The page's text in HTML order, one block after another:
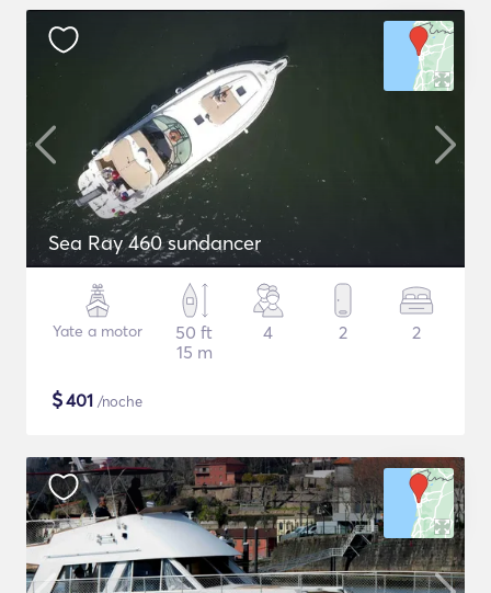
Sea Ray 460 sundancer
Yate a motor
50 ft
15 m
4 2 2
$401 /noche